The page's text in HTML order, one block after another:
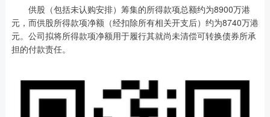
供股（包括未认购安排）筹集的所得款项总额约为8900万港
元，而供股所得款项净额（经扣除所有相关开支后）约为8740万港
元。公司拟将所得款项净额用于履行其就尚未清偿可转换债券所承
担的付款责任。